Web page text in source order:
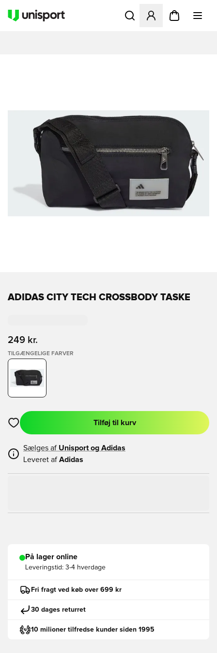
Åbner en Modal til at
ADIDAS CITY TECH CROSSBODY TASKE
249 kr.
TILGÆNGELIGE FARVER
Åbner en Modal til at logge ind eller tilmelde dig som medlem
Tilføj til kurv
Sælges af Unisport og Adidas
Leveret af Adidas
På lager online
Leveringstid: 3-4 hverdage
Fri fragt ved køb over 699 kr
30 dages returret
10 milioner tilfredse kunder siden 1995